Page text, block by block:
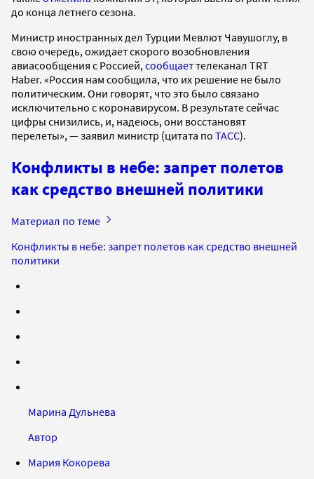
до конца летнего сезона.
Министр иностранных дел Турции Мевлют Чавушоглу, в
свою очередь, ожидает скорого возобновления
авиасообщения с Россией, сообщаеттелеканал TRT
Haber. «Россия нам сообщила, что их решение не было
политическим. Они говорят, что это было связано
исключительно с коронавирусом. В результате сейчас
цифры снизились, и, надеюсь, они восстановят
перелеты», — заявил министр (цитата по ТАСС).
Конфликты в небе: запрет полетов
как средство внешней политики
Материал по теме
Конфликты в небе: запрет полетов как средство внешней
политики
Марина Дульнева
Автор
Мария Кокорева